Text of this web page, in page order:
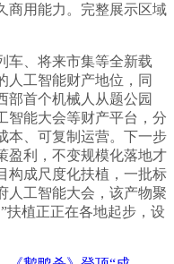
商用能力。完整展示区域
、将来市集等全新载
人工智能财产地位，同
部首个机械人从题公园
能大会等财产平台，分
本、可复制运营。下一步
盈利，不变规模化落地才
构成尺度化扶植，一批标
人工智能大会，该产物聚
扶植正正在各地起步，设